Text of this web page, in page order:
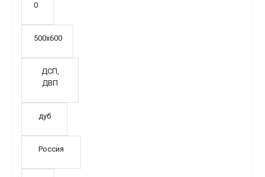
0
500х600
ДСП,
ДВП
дуб
Россия